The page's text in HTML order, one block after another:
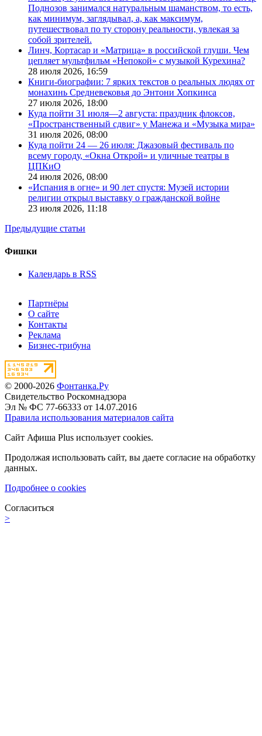
Поднозов занимался натуральным шаманством, то есть,
как минимум, заглядывал, а, как максимум,
путешествовал по ту сторону реальности, увлекая за
собой зрителей.
Линч, Кортасар и «Матрица» в российской глуши. Чем
цепляет мультфильм «Непокой» с музыкой Курехина?
28 июля 2026, 16:59
Книги-биографии: 7 ярких текстов о реальных людях от
монахинь Средневековья до Энтони Хопкинса
27 июля 2026, 18:00
Куда пойти 31 июля—2 августа: праздник флоксов,
«Пространственный сдвиг» у Манежа и «Музыка мира»
31 июля 2026, 08:00
Куда пойти 24 — 26 июля: Джазовый фестиваль по
всему городу, «Окна Открой» и уличные театры в
ЦПКиО
24 июля 2026, 08:00
«Испания в огне» и 90 лет спустя: Музей истории
религии открыл выставку о гражданской войне
23 июля 2026, 11:18
Предыдущие статьи
Фишки
Календарь в RSS
Партнёры
О сайте
Контакты
Реклама
Бизнес-трибуна
© 2000-2026 Фонтанка.Ру
Свидетельство Роскомнадзора
Эл № ФС 77-66333 от 14.07.2016
Правила использования материалов сайта
Сайт Афиша Plus использует cookies.
Продолжая использовать сайт, вы даете согласие на обработку
данных.
Подробнее о cookies
Согласиться
>